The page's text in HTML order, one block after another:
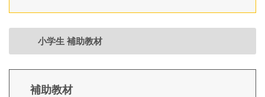
小学生 補助教材
補助教材